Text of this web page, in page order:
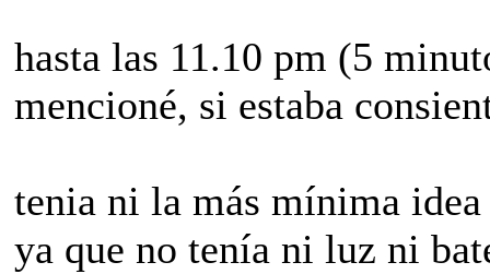
hasta las 11.10 pm (5
mencioné, si estaba
tenia ni la más mínima
ya que no tenía ni luz ni